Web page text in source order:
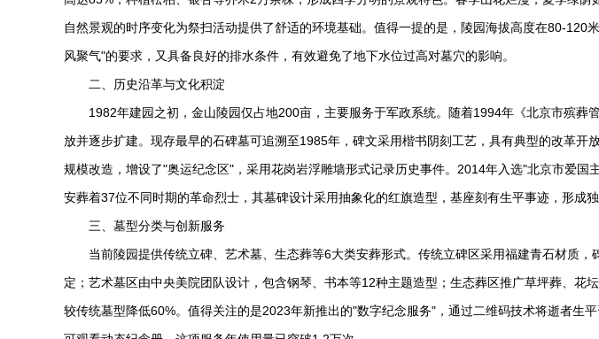
自然景观的时序变化为祭扫活动提供了舒适的环境基础。值得一提的是，陵园海拔高度在80-120
风聚气"的要求，又具备良好的排水条件，有效避免了地下水位过高对墓穴的影响。
二、历史沿革与文化积淀
1982年建园之初， 金山陵园仅占地200亩，主要服务于军政系统。随着1994年《北京市殡葬
放并逐步扩建。现存最早的石碑墓可追溯至1985年，碑文采用楷书阴刻工艺，具有典型的改革开
规模改造，增设了"奥运纪念区"，采用花岗岩浮雕墙形式记录历史事件。2014年入选"北京市爱国
安葬着37位不同时期的革命烈士，其墓碑设计采用抽象化的红旗造型，基座刻有生平事迹，形成独
三、墓型分类与创新服务
当前陵园提供传统立碑、艺术墓、生态葬等6大类安葬形式。传统立碑区采用福建青石材质
定；艺术墓区由中央美院团队设计，包含钢琴、书本等12种主题造型；生态葬区推广草坪葬、花
较传统墓型降低60%。值得关注的是2023年新推出的"数字纪念服务"，通过二维码技术将逝者生